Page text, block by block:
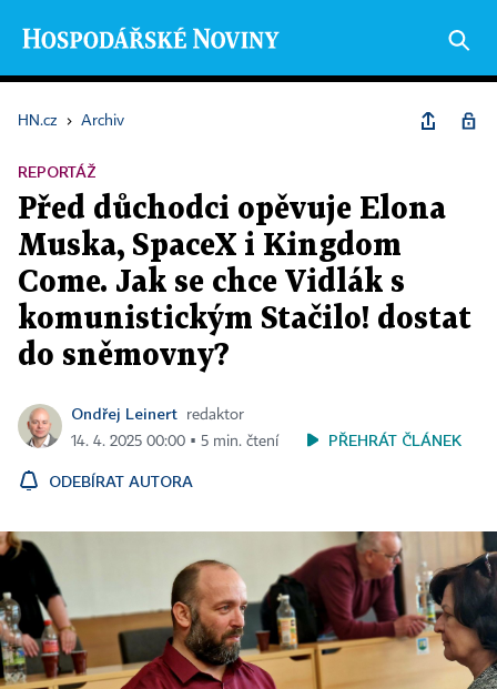
HN.cz › Archiv
REPORTÁŽ
Před důchodci opěvuje Elona
Muska, SpaceX i Kingdom
Come. Jak se chce Vidlák s
komunistickým Stačilo! dostat
do sněmovny?
Ondřej Leinert
redaktor
14. 4. 2025 00:00 ▪ 5 min. čtení
PŘEHRÁT ČLÁNEK
ODEBÍRAT AUTORA